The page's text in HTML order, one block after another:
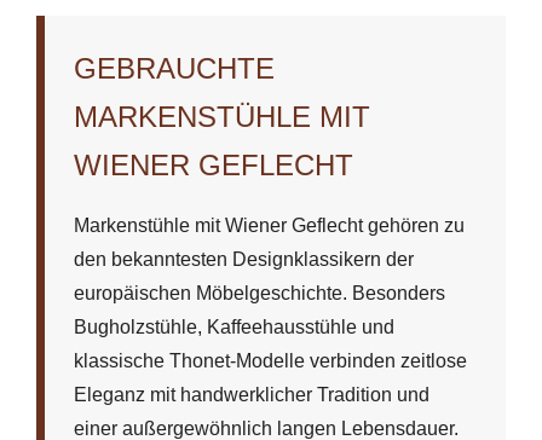
GEBRAUCHTE
MARKENSTÜHLE MIT
WIENER GEFLECHT
Markenstühle mit Wiener Geflecht gehören zu
den bekanntesten Designklassikern der
europäischen Möbelgeschichte. Besonders
Bugholzstühle, Kaffeehausstühle und
klassische Thonet-Modelle verbinden zeitlose
Eleganz mit handwerklicher Tradition und
einer außergewöhnlich langen Lebensdauer.